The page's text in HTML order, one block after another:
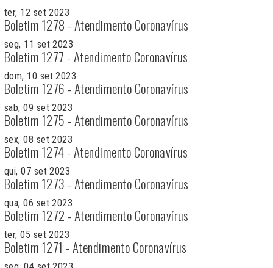
ter, 12 set 2023
Boletim 1278 - Atendimento Coronavírus
seg, 11 set 2023
Boletim 1277 - Atendimento Coronavírus
dom, 10 set 2023
Boletim 1276 - Atendimento Coronavírus
sab, 09 set 2023
Boletim 1275 - Atendimento Coronavírus
sex, 08 set 2023
Boletim 1274 - Atendimento Coronavírus
qui, 07 set 2023
Boletim 1273 - Atendimento Coronavírus
qua, 06 set 2023
Boletim 1272 - Atendimento Coronavírus
ter, 05 set 2023
Boletim 1271 - Atendimento Coronavírus